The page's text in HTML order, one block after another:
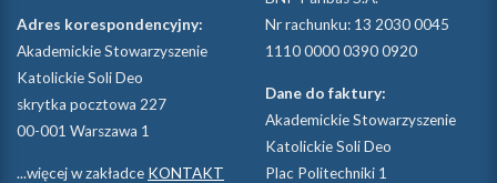
Adres korespondencyjny:
Akademickie Stowarzyszenie
Katolickie Soli Deo
skrytka pocztowa 227
00-001 Warszawa 1
...więcej w zakładce KONTAKT
Nr rachunku: 13 2030 0045
1110 0000 0390 0920
Dane do faktury:
Akademickie Stowarzyszenie
Katolickie Soli Deo
Plac Politechniki 1